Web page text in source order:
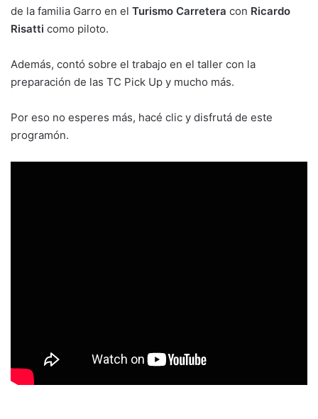
de la familia Garro en el Turismo Carretera con Ricardo
Risatti como piloto.
Además, contó sobre el trabajo en el taller con la
preparación de las TC Pick Up y mucho más.
Por eso no esperes más, hacé clic y disfrutá de este
programón.